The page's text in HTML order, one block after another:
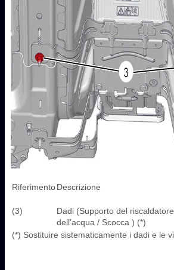
RiferimentoDescrizione
(3)
Dadi (Supporto del
dell’acqua / Scocca ) (*)
(*) Sostituire sistematicamente i dadi e le